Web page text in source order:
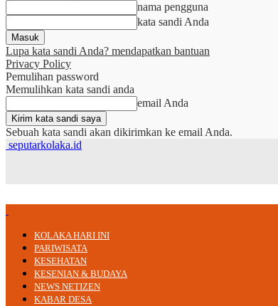
nama pengguna
kata sandi Anda
Lupa kata sandi Anda? mendapatkan bantuan
Privacy Policy
Pemulihan password
Memulihkan kata sandi anda
email Anda
Sebuah kata sandi akan dikirimkan ke email Anda.
seputarkolaka.id
KOLAKA HARI INI
PARIWISATA
KESEHATAN
KESENIAN & BUDAYA
NEWS NETIZEN
KABAR DESA